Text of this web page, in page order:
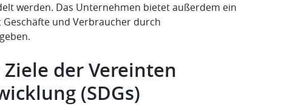
werden. Das Unternehmen bietet außerdem ein
und Verbraucher durch
der Vereinten
(SDGs)